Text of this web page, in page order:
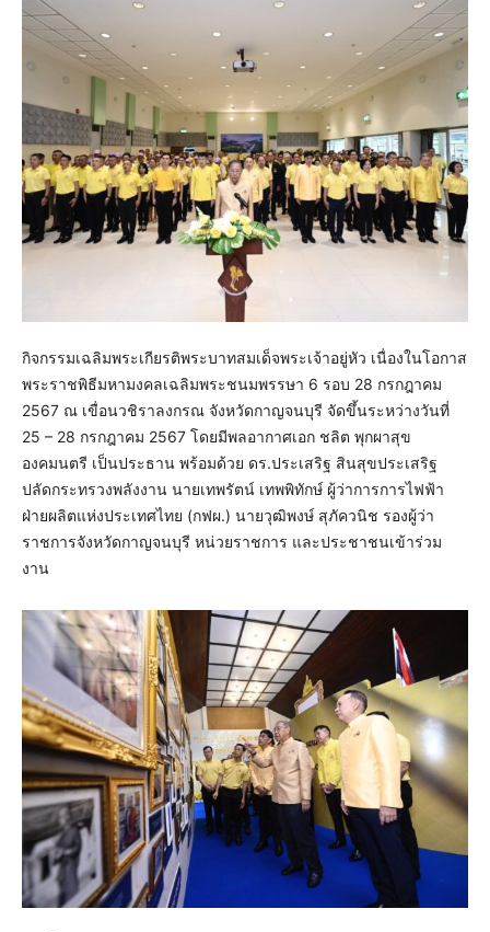
กิจกรรมเฉลิมพระเกียรติพระบาทสมเด็จพระเจ้าอยู่หัว เนื่องในโอกาส
พระราชพิธีมหามงคลเฉลิมพระชนมพรรษา 6 รอบ 28 กรกฎาคม
2567 ณ เขื่อนวชิราลงกรณ จังหวัดกาญจนบุรี จัดขึ้นระหว่างวันที่
25 – 28 กรกฎาคม 2567 โดยมีพลอากาศเอก ชลิต พุกผาสุข
องคมนตรี เป็นประธาน พร้อมด้วย ดร.ประเสริฐ สินสุขประเสริฐ
ปลัดกระทรวงพลังงาน นายเทพรัตน์ เทพพิทักษ์ ผู้ว่าการการไฟฟ้า
ฝ่ายผลิตแห่งประเทศไทย (กฟผ.) นายวุฒิพงษ์ สุภัควนิช รองผู้ว่า
ราชการจังหวัดกาญจนบุรี หน่วยราชการ และประชาชนเข้าร่วม
งาน